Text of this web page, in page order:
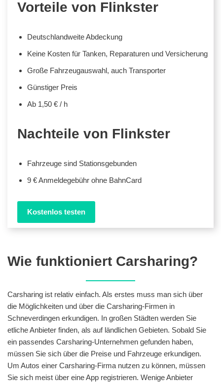
Vorteile von Flinkster
Deutschlandweite Abdeckung
Keine Kosten für Tanken, Reparaturen und Versicherung
Große Fahrzeugauswahl, auch Transporter
Günstiger Preis
Ab 1,50 € / h
Nachteile von Flinkster
Fahrzeuge sind Stationsgebunden
9 € Anmeldegebühr ohne BahnCard
Kostenlos testen
Wie funktioniert Carsharing?
Carsharing ist relativ einfach. Als erstes muss man sich über
die Möglichkeiten und über die Carsharing-Firmen in
Schneverdingen erkundigen. In großen Städten werden Sie
etliche Anbieter finden, als auf ländlichen Gebieten. Sobald Sie
ein passendes Carsharing-Unternehmen gefunden haben,
müssen Sie sich über die Preise und Fahrzeuge erkundigen.
Um Autos einer Carsharing-Firma nutzen zu können, müssen
Sie sich meist über eine App registrieren. Wenige Anbieter